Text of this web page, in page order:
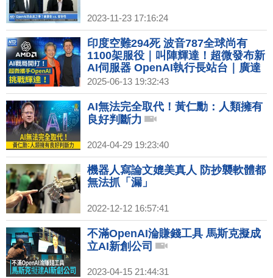
2023-11-23 17:16:24
印度空難294死 波音787全球尚有
1100架服役｜叫陣輝達！超微發布新
AI伺服器 OpenAI執行長站台｜廣達
衝量子電腦 林百里：十年磨一劍可晚
點退休｜星宇明年發股利？張國煒：
美關稅影響H2業績
2025-06-13 19:32:43
AI無法完全取代！黃仁勳：人類擁有
良好判斷力
2024-04-29 19:23:40
機器人寫論文媲美真人 防抄襲軟體都
無法抓「漏」
2022-12-12 16:57:41
不滿OpenAI淪賺錢工具 馬斯克擬成
立AI新創公司
2023-04-15 21:44:31